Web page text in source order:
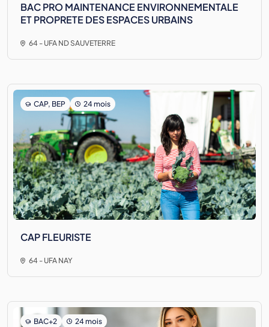
BAC PRO MAINTENANCE ENVIRONNEMENTALE
ET PROPRETE DES ESPACES URBAINS
64 - UFA ND SAUVETERRE
CAP, BEP 24 mois
CAP FLEURISTE
64 - UFA NAY
BAC+2 24 mois